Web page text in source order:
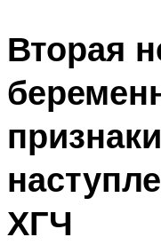
Вторая
признаки
ХГЧ